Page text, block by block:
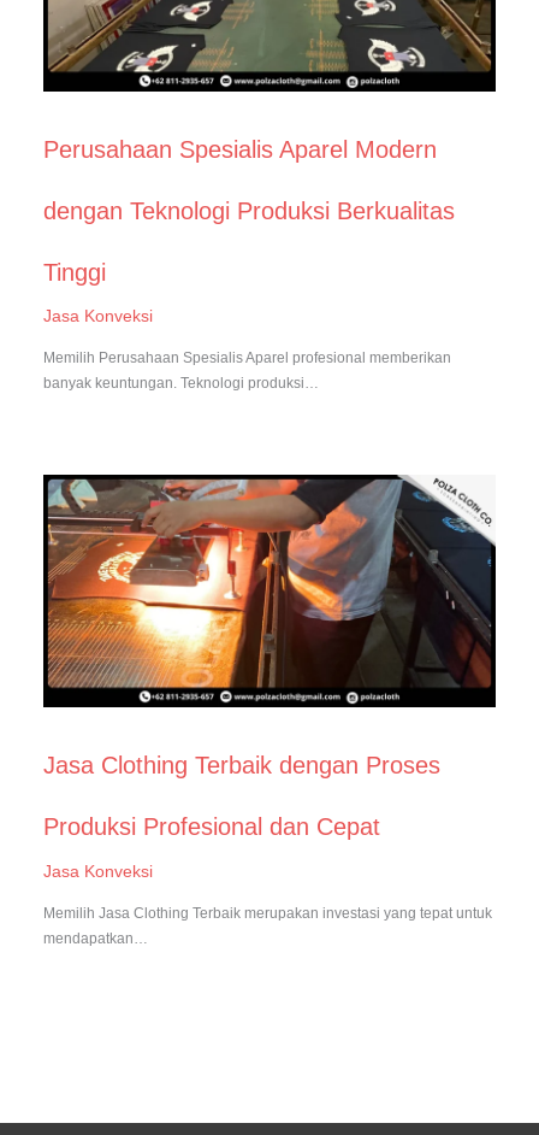
Perusahaan Spesialis Aparel Modern
dengan Teknologi Produksi Berkualitas
Tinggi
Jasa Konveksi
Memilih Perusahaan Spesialis Aparel profesional memberikan
banyak keuntungan. Teknologi produksi…
Jasa Clothing Terbaik dengan Proses
Produksi Profesional dan Cepat
Jasa Konveksi
Memilih Jasa Clothing Terbaik merupakan investasi yang tepat untuk
mendapatkan…